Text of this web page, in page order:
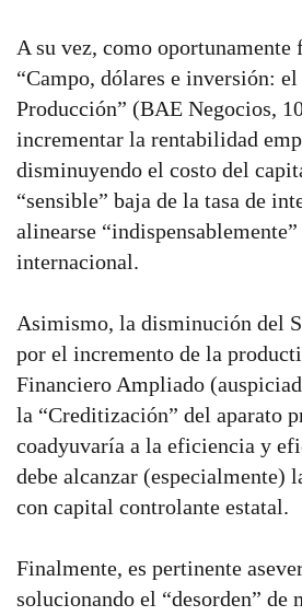
A su vez, como oportunamente
“Campo, dólares e inversión:
Producción” (BAE Negocios,
incrementar la rentabilidad
disminuyendo el costo del
“sensible” baja de la tasa de
alinearse
internacional.
Asimismo, la disminución del
por el incremento de la
Financiero Ampliado
la “Creditización” del aparato
coadyuvaría a la eficiencia y
debe alcanzar (especialmente)
con capital controlante estatal.
Finalmente, es pertinente
solucionando el “desorden” de